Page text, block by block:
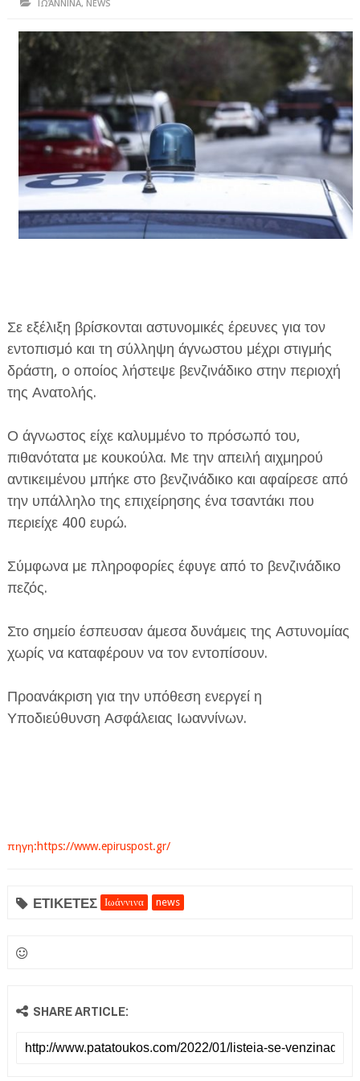
ΗΠΕΙΡΟΣ
ΠΡΕΒΕΖΑ
ΙΩΑΝΝΙΝΑ
ΘΕΣΠΡΩΤΙΑ
ΙΟΝΙΑ ΝΗΣΙΑ
ΥΓΕΙΑ-ΟΜΟΡΦΙΑ
ΤΕΧΝΟΛΟΓΙΑ
ΔΙΕΘΝΗ
ΕΦΗΜΕΡΙΔΑ Η ΠΑΡΓΑ
ΠΛΗΡΟΦΟΡΙΕΣ
ΙΩΆΝΝΙΝΑ, NEWS
Σε εξέλιξη βρίσκονται αστυνομικές έρευνες για τον
εντοπισμό και τη σύλληψη άγνωστου μέχρι στιγμής
δράστη, ο οποίος λήστεψε βενζινάδικο στην περιοχή
της Ανατολής.
Ο άγνωστος είχε καλυμμένο το πρόσωπό του,
πιθανότατα με κουκούλα. Με την απειλή αιχμηρού
αντικειμένου μπήκε στο βενζινάδικο και αφαίρεσε από
την υπάλληλο της επιχείρησης ένα τσαντάκι που
περιείχε 400 ευρώ.
Σύμφωνα με πληροφορίες έφυγε από το βενζινάδικο
πεζός.
Στο σημείο έσπευσαν άμεσα δυνάμεις της Αστυνομίας
χωρίς να καταφέρουν να τον εντοπίσουν.
Προανάκριση για την υπόθεση ενεργεί η
Υποδιεύθυνση Ασφάλειας Ιωαννίνων.
πηγη:https://www.epiruspost.gr/
ΕΤΙΚΕΤΕΣ Ιωάννινα news
SHARE ARTICLE: